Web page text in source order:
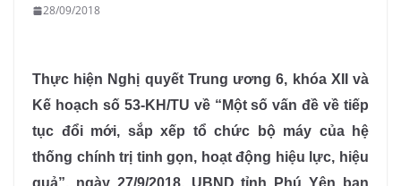
28/09/2018
Thực hiện Nghị quyết Trung ương 6, khóa XII và
Kế hoạch số 53-KH/TU về “Một số vấn đề về tiếp
tục đổi mới, sắp xếp tổ chức bộ máy của hệ
thống chính trị tinh gọn, hoạt động hiệu lực, hiệu